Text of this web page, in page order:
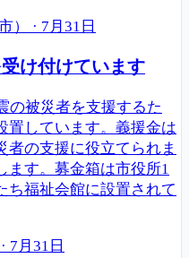
） · 7月31日
け付けています
の被災者を支援するた
置しています。義援金は
者の支援に役立てられま
ます。募金箱は市役所1
ち福祉会館に設置されて
· 7月31日